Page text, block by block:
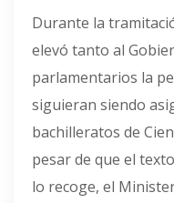
Durante la
elevó tanto al
parlamentarios la
siguieran siendo
bachilleratos de
pesar de que el
lo recoge, el